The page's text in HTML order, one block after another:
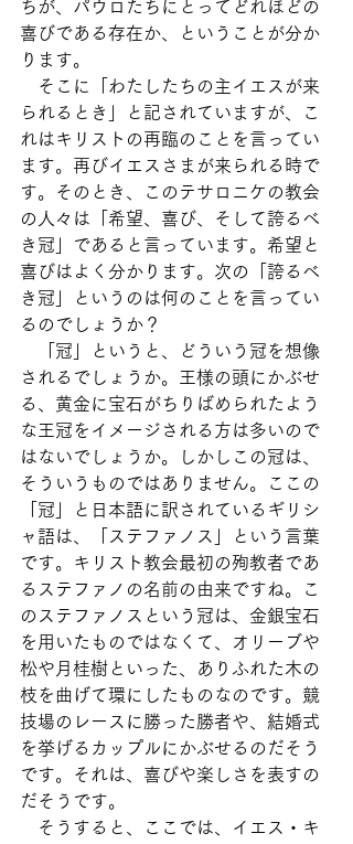
ちが、パウロたちにとってどれほどの
喜びである存在か、ということが分か
ります。
そこに「わたしたちの主イエスが来
られるとき」と記されていますが、こ
れはキリストの再臨のことを言ってい
ます。再びイエスさまが来られる時で
す。そのとき、このテサロニケの教会
の人々は「希望、喜び、そして誇るべ
き冠」であると言っています。希望と
喜びはよく分かります。次の「誇るべ
き冠」というのは何のことを言ってい
るのでしょうか？
「冠」というと、どういう冠を想像
されるでしょうか。王様の頭にかぶせ
る、黄金に宝石がちりばめられたよう
な王冠をイメージされる方は多いので
はないでしょうか。しかしこの冠は、
そういうものではありません。ここの
「冠」と日本語に訳されているギリシ
ャ語は、「ステファノス」という言葉
です。キリスト教会最初の殉教者であ
るステファノの名前の由来ですね。こ
のステファノスという冠は、金銀宝石
を用いたものではなくて、オリーブや
松や月桂樹といった、ありふれた木の
枝を曲げて環にしたものなのです。競
技場のレースに勝った勝者や、結婚式
を挙げるカップルにかぶせるのだそう
です。それは、喜びや楽しさを表すの
だそうです。
そうすると、ここでは、イエス・キ